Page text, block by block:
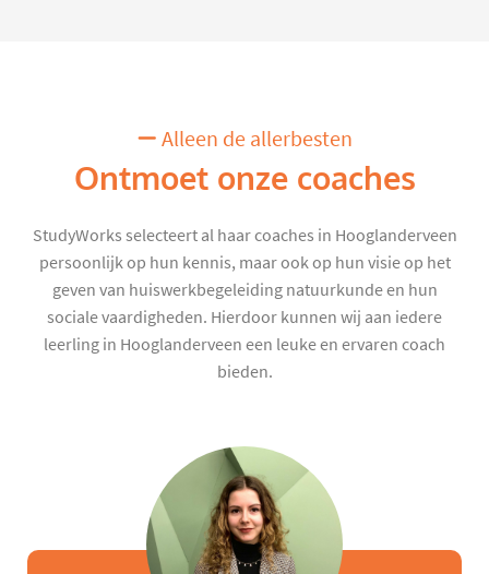
Alleen de allerbesten
Ontmoet onze coaches
StudyWorks selecteert al haar coaches in Hooglanderveen
persoonlijk op hun kennis, maar ook op hun visie op het
geven van huiswerkbegeleiding natuurkunde en hun
sociale vaardigheden. Hierdoor kunnen wij aan iedere
leerling in Hooglanderveen een leuke en ervaren coach
bieden.